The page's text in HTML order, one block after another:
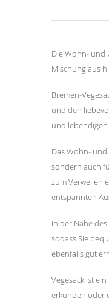
Die Wohn- und
Mischung aus
Bremen-
und den
und
Das Wohn-
sondern auch
zum Verweilen
entspannten
In der Nähe
sodass Sie
ebenfalls gut
Vegesack ist
erkunden oder